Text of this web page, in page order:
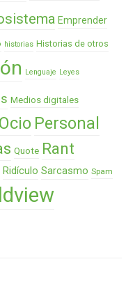
Emprender
historias Historias de otros
Lenguaje Leyes
Medios digitales
Ocio Personal
Quote Rant
Ridículo Sarcasmo Spam